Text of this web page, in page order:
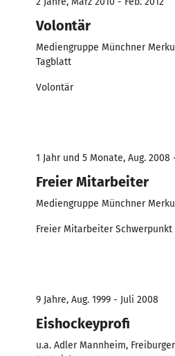
Volontär
Mediengruppe Münchner
Tagblatt
Volontär
1 Jahr und 5 Monate, Aug. 2008
Freier Mitarbeiter
Mediengruppe Münchner
Freier Mitarbeiter
9 Jahre, Aug. 1999 - Juli 2008
Eishockeyprofi
u.a. Adler Mannheim,